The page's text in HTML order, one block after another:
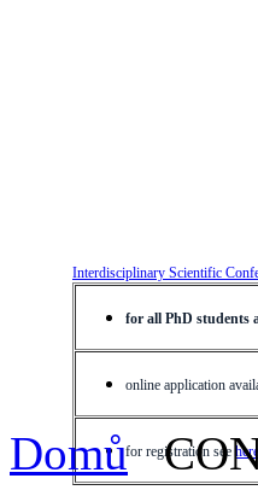
Interdisciplinary Scientific
for all PhD students
online application
for registration see here
Domů